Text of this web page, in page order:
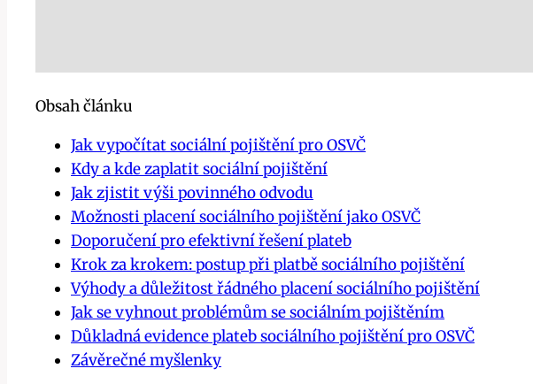
Obsah článku
Jak vypočítat sociální pojištění pro OSVČ
Kdy a kde zaplatit sociální pojištění
Jak zjistit výši povinného odvodu
Možnosti placení sociálního pojištění jako OSVČ
Doporučení pro efektivní řešení plateb
Krok za krokem: postup při platbě sociálního pojištění
Výhody a důležitost řádného placení sociálního pojištění
Jak se vyhnout problémům se sociálním pojištěním
Důkladná evidence plateb sociálního pojištění pro OSVČ
Závěrečné myšlenky